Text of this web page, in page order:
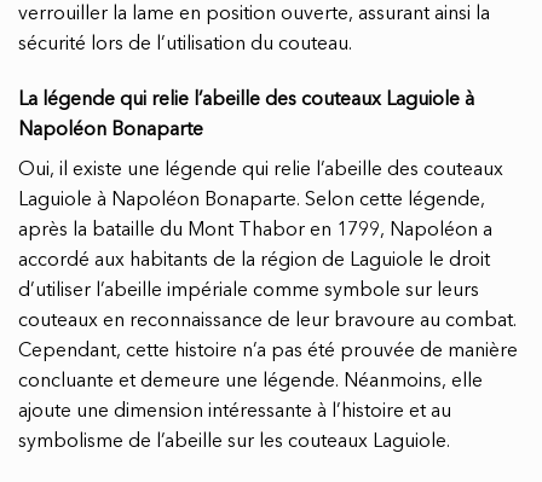
verrouiller la lame en position ouverte, assurant ainsi la
sécurité lors de l’utilisation du couteau.
La légende qui relie l’abeille des couteaux Laguiole à
Napoléon Bonaparte
Oui, il existe une légende qui relie l’abeille des couteaux
Laguiole à Napoléon Bonaparte. Selon cette légende,
après la bataille du Mont Thabor en 1799, Napoléon a
accordé aux habitants de la région de Laguiole le droit
d’utiliser l’abeille impériale comme symbole sur leurs
couteaux en reconnaissance de leur bravoure au combat.
Cependant, cette histoire n’a pas été prouvée de manière
concluante et demeure une légende. Néanmoins, elle
ajoute une dimension intéressante à l’histoire et au
symbolisme de l’abeille sur les couteaux Laguiole.